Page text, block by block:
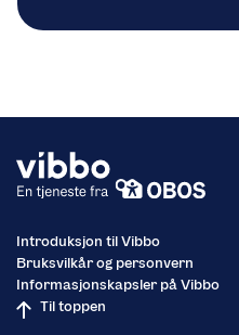
Introduksjon til Vibbo
Bruksvilkår og personvern
Informasjonskapsler på Vibbo
Til toppen